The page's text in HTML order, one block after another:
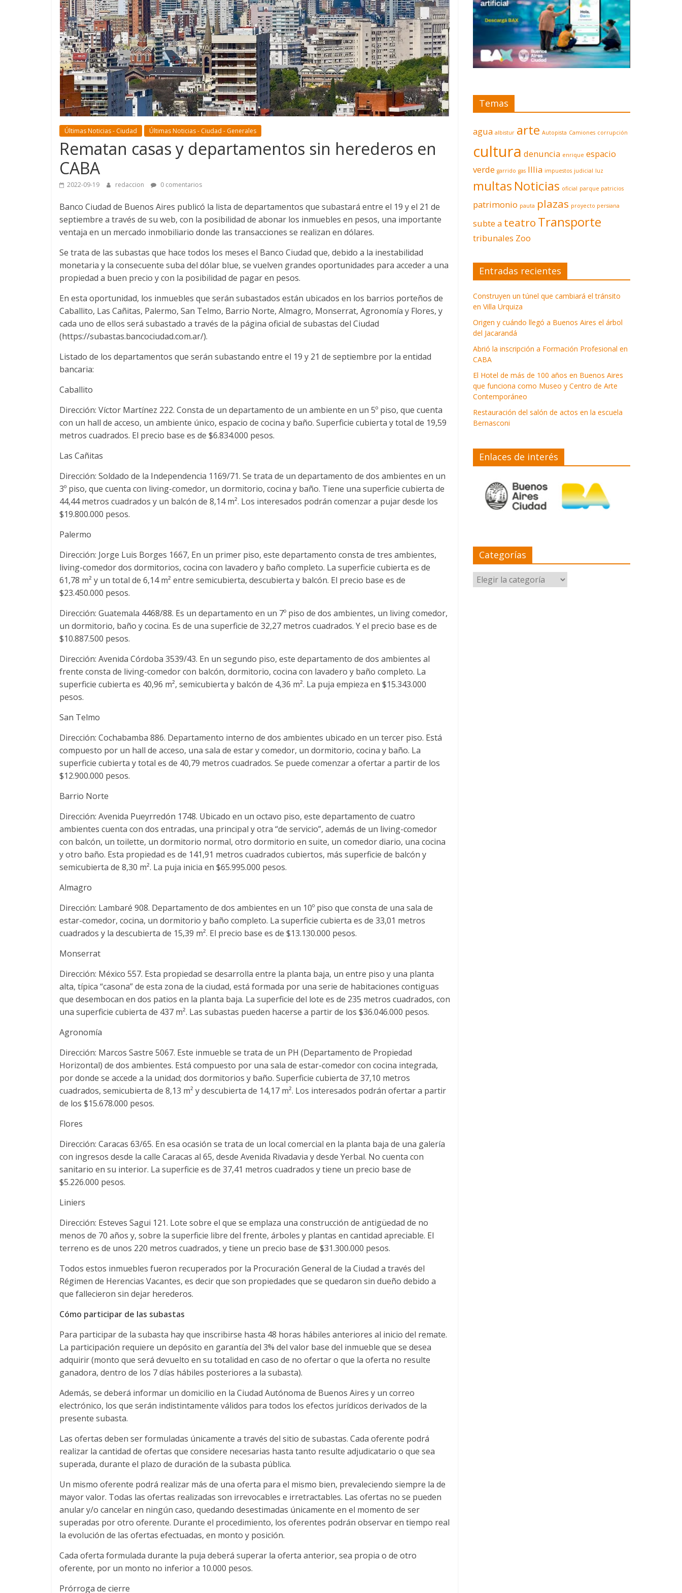
Últimas Noticias - Ciudad Últimas Noticias - Ciudad - Generales
Rematan casas y departamentos sin herederos en
CABA
2022-09-19 redaccion 0 comentarios
Banco Ciudad de Buenos Aires publicó la lista de departamentos que subastará entre el 19 y el 21 de
septiembre a través de su web, con la posibilidad de abonar los inmuebles en pesos, una importante
ventaja en un mercado inmobiliario donde las transacciones se realizan en dólares.
Se trata de las subastas que hace todos los meses el Banco Ciudad que, debido a la inestabilidad
monetaria y la consecuente suba del dólar blue, se vuelven grandes oportunidades para acceder a una
propiedad a buen precio y con la posibilidad de pagar en pesos.
En esta oportunidad, los inmuebles que serán subastados están ubicados en los barrios porteños de
Caballito, Las Cañitas, Palermo, San Telmo, Barrio Norte, Almagro, Monserrat, Agronomía y Flores, y
cada uno de ellos será subastado a través de la página oficial de subastas del Ciudad
(https://subastas.bancociudad.com.ar/).
Listado de los departamentos que serán subastando entre el 19 y 21 de septiembre por la entidad
bancaria:
Caballito
Dirección: Víctor Martínez 222. Consta de un departamento de un ambiente en un 5º piso, que cuenta
con un hall de acceso, un ambiente único, espacio de cocina y baño. Superficie cubierta y total de 19,59
metros cuadrados. El precio base es de $6.834.000 pesos.
Las Cañitas
Dirección: Soldado de la Independencia 1169/71. Se trata de un departamento de dos ambientes en un
3º piso, que cuenta con living-comedor, un dormitorio, cocina y baño. Tiene una superficie cubierta de
44,44 metros cuadrados y un balcón de 8,14 m². Los interesados podrán comenzar a pujar desde los
$19.800.000 pesos.
Palermo
Dirección: Jorge Luis Borges 1667, En un primer piso, este departamento consta de tres ambientes,
living-comedor dos dormitorios, cocina con lavadero y baño completo. La superficie cubierta es de
61,78 m² y un total de 6,14 m² entre semicubierta, descubierta y balcón. El precio base es de
$23.450.000 pesos.
Dirección: Guatemala 4468/88. Es un departamento en un 7º piso de dos ambientes, un living comedor,
un dormitorio, baño y cocina. Es de una superficie de 32,27 metros cuadrados. Y el precio base es de
$10.887.500 pesos.
Dirección: Avenida Córdoba 3539/43. En un segundo piso, este departamento de dos ambientes al
frente consta de living-comedor con balcón, dormitorio, cocina con lavadero y baño completo. La
superficie cubierta es 40,96 m², semicubierta y balcón de 4,36 m². La puja empieza en $15.343.000
pesos.
San Telmo
Dirección: Cochabamba 886. Departamento interno de dos ambientes ubicado en un tercer piso. Está
compuesto por un hall de acceso, una sala de estar y comedor, un dormitorio, cocina y baño. La
superficie cubierta y total es de 40,79 metros cuadrados. Se puede comenzar a ofertar a partir de los
$12.900.000 pesos.
Barrio Norte
Dirección: Avenida Pueyrredón 1748. Ubicado en un octavo piso, este departamento de cuatro
ambientes cuenta con dos entradas, una principal y otra “de servicio”, además de un living-comedor
con balcón, un toilette, un dormitorio normal, otro dormitorio en suite, un comedor diario, una cocina
y otro baño. Esta propiedad es de 141,91 metros cuadrados cubiertos, más superficie de balcón y
semicubierta de 8,30 m². La puja inicia en $65.995.000 pesos.
Almagro
Dirección: Lambaré 908. Departamento de dos ambientes en un 10º piso que consta de una sala de
estar-comedor, cocina, un dormitorio y baño completo. La superficie cubierta es de 33,01 metros
cuadrados y la descubierta de 15,39 m². El precio base es de $13.130.000 pesos.
Monserrat
Dirección: México 557. Esta propiedad se desarrolla entre la planta baja, un entre piso y una planta
alta, típica “casona” de esta zona de la ciudad, está formada por una serie de habitaciones contiguas
que desembocan en dos patios en la planta baja. La superficie del lote es de 235 metros cuadrados, con
una superficie cubierta de 437 m². Las subastas pueden hacerse a partir de los $36.046.000 pesos.
Agronomía
Dirección: Marcos Sastre 5067. Este inmueble se trata de un PH (Departamento de Propiedad
Horizontal) de dos ambientes. Está compuesto por una sala de estar-comedor con cocina integrada,
por donde se accede a la unidad; dos dormitorios y baño. Superficie cubierta de 37,10 metros
cuadrados, semicubierta de 8,13 m² y descubierta de 14,17 m². Los interesados podrán ofertar a partir
de los $15.678.000 pesos.
Flores
Dirección: Caracas 63/65. En esa ocasión se trata de un local comercial en la planta baja de una galería
con ingresos desde la calle Caracas al 65, desde Avenida Rivadavia y desde Yerbal. No cuenta con
sanitario en su interior. La superficie es de 37,41 metros cuadrados y tiene un precio base de
$5.226.000 pesos.
Liniers
Dirección: Esteves Sagui 121. Lote sobre el que se emplaza una construcción de antigüedad de no
menos de 70 años y, sobre la superficie libre del frente, árboles y plantas en cantidad apreciable. El
terreno es de unos 220 metros cuadrados, y tiene un precio base de $31.300.000 pesos.
Todos estos inmuebles fueron recuperados por la Procuración General de la Ciudad a través del
Régimen de Herencias Vacantes, es decir que son propiedades que se quedaron sin dueño debido a
que fallecieron sin dejar herederos.
Cómo participar de las subastas
Para participar de la subasta hay que inscribirse hasta 48 horas hábiles anteriores al inicio del remate.
La participación requiere un depósito en garantía del 3% del valor base del inmueble que se desea
adquirir (monto que será devuelto en su totalidad en caso de no ofertar o que la oferta no resulte
ganadora, dentro de los 7 días hábiles posteriores a la subasta).
Además, se deberá informar un domicilio en la Ciudad Autónoma de Buenos Aires y un correo
electrónico, los que serán indistintamente válidos para todos los efectos jurídicos derivados de la
presente subasta.
Las ofertas deben ser formuladas únicamente a través del sitio de subastas. Cada oferente podrá
realizar la cantidad de ofertas que considere necesarias hasta tanto resulte adjudicatario o que sea
superada, durante el plazo de duración de la subasta pública.
Un mismo oferente podrá realizar más de una oferta para el mismo bien, prevaleciendo siempre la de
mayor valor. Todas las ofertas realizadas son irrevocables e irretractables. Las ofertas no se pueden
anular y/o cancelar en ningún caso, quedando desestimadas únicamente en el momento de ser
superadas por otro oferente. Durante el procedimiento, los oferentes podrán observar en tiempo real
la evolución de las ofertas efectuadas, en monto y posición.
Cada oferta formulada durante la puja deberá superar la oferta anterior, sea propia o de otro
oferente, por un monto no inferior a 10.000 pesos.
Prórroga de cierre
Temas
agua albistur arte Autopista Camiones corrupción
cultura denuncia enrique espacio
verde garrido gas Illia impuestos judicial luz
multas Noticias oficial parque patricios
patrimonio pauta plazas proyecto persiana
subte a teatro Transporte
tribunales Zoo
Entradas recientes
Construyen un túnel que cambiará el tránsito
en Villa Urquiza
Origen y cuándo llegó a Buenos Aires el árbol
del Jacarandá
Abrió la inscripción a Formación Profesional en
CABA
El Hotel de más de 100 años en Buenos Aires
que funciona como Museo y Centro de Arte
Contemporáneo
Restauración del salón de actos en la escuela
Bernasconi
Enlaces de interés
Categorías
Categorías